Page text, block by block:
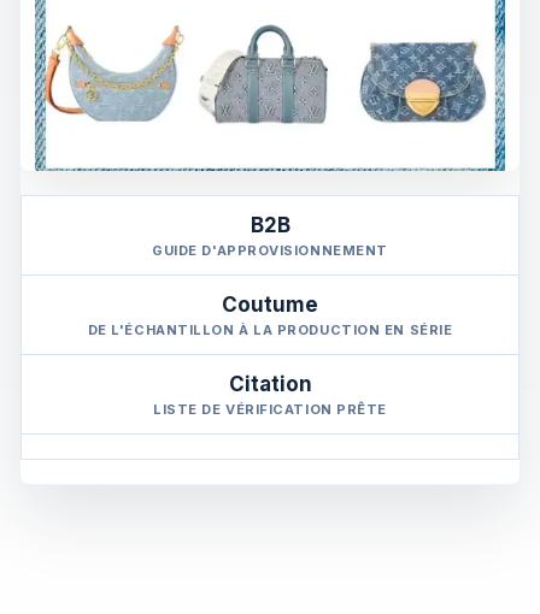
B2B
GUIDE D'APPROVISIONNEMENT
Coutume
DE L'ÉCHANTILLON À LA PRODUCTION EN SÉRIE
Citation
LISTE DE VÉRIFICATION PRÊTE